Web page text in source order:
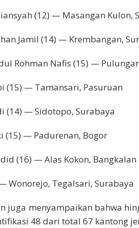
(12) — Masangan Kulon,
Jamil (14) — Krembangan,
Rohman Nafis (15) —
(15) — Tamansari, Pasuruan
(14) — Sidotopo, Surabaya
(15) — Padurenan, Bogor
(16) — Alas Kokon, Bangkalan
Wonorejo, Tegalsari, Surabaya
juga menyampaikan bahwa
48 dari total 67 kantong